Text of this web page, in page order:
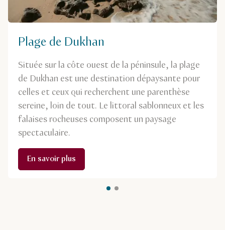
Plage de Dukhan
Située sur la côte ouest de la péninsule, la plage
de Dukhan est une destination dépaysante pour
celles et ceux qui recherchent une parenthèse
sereine, loin de tout. Le littoral sablonneux et les
falaises rocheuses composent un paysage
spectaculaire.
En savoir plus